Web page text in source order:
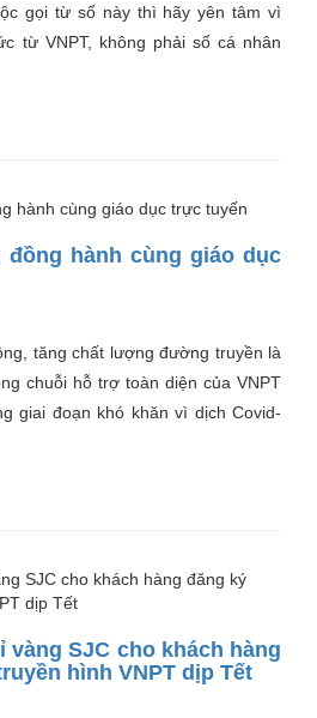
gọi từ số này thì hãy yên tâm vì
từ VNPT, không phải số cá nhân
đồng hành cùng giáo dục
tăng chất lượng đường truyền là
chuỗi hỗ trợ toàn diện của VNPT
giai đoạn khó khăn vì dịch Covid-
vàng SJC cho khách hàng
hình VNPT dịp Tết